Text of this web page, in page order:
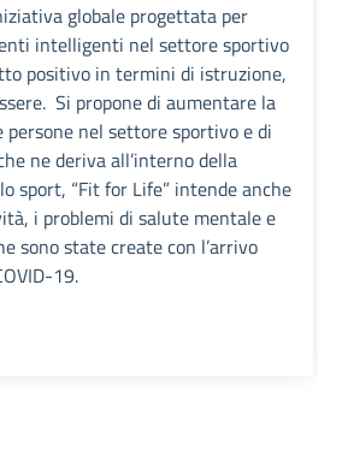
globale progettata per
intelligenti nel settore sportivo
positivo in termini di istruzione,
Si propone di aumentare la
persone nel settore sportivo e di
ne deriva all’interno della
sport, “Fit for Life” intende anche
i problemi di salute mentale e
sono state create con l’arrivo
19.